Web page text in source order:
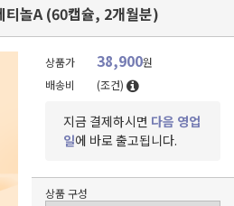
티놀A (60캡슐, 2개월분)
상품가 38,900원
배송비
(조건)
지금 결제하시면 다음 영업
일에 바로 출고됩니다.
상품 구성